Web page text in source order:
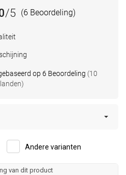
/5 (6 Beoordeling)
op 6 Beoordeling (10
landen)
Andere varianten
van dit product